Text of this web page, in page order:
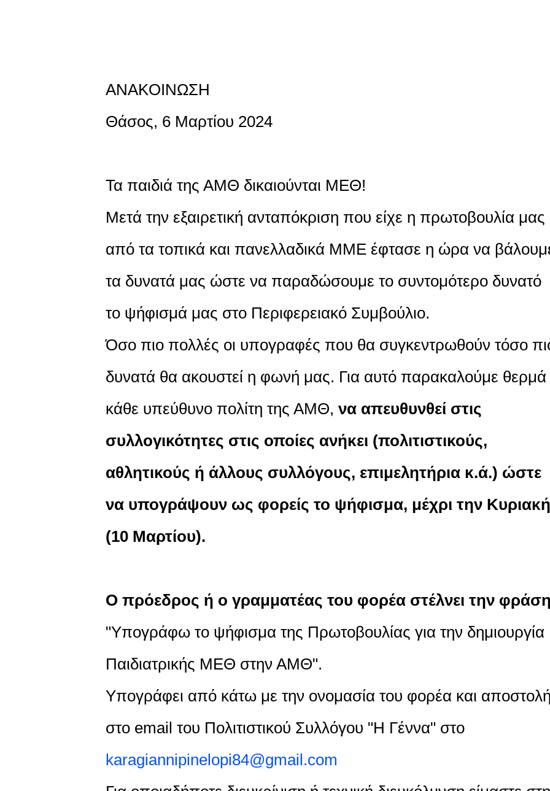
ANAKOINΩΣΗ
Θάσος, 6 Μαρτίου 2024
Τα παιδιά της ΑΜΘ δικαιούνται ΜΕΘ!
Μετά την εξαιρετική ανταπόκριση που είχε η πρωτοβουλία μας
από τα τοπικά και πανελλαδικά ΜΜΕ έφτασε η ώρα να
τα δυνατά μας ώστε να παραδώσουμε το συντομότερο δυνατό
το ψήφισμά μας στο Περιφερειακό Συμβούλιο.
Όσο πιο πολλές οι υπογραφές που θα συγκεντρωθούν τόσο
δυνατά θα ακουστεί η φωνή μας. Για αυτό παρακαλούμε θερμά
κάθε υπεύθυνο πολίτη της ΑΜΘ, να απευθυνθεί στις
συλλογικότητες στις οποίες ανήκει (πολιτιστικούς,
αθλητικούς ή άλλους συλλόγους, επιμελητήρια κ.ά.) ώστε
να υπογράψουν ως φορείς το ψήφισμα, μέχρι την Κυριακή
(10 Μαρτίου).
Ο πρόεδρος ή ο γραμματέας του φορέα στέλνει την φράση
"Υπογράφω το ψήφισμα της Πρωτοβουλίας για την δημιουργία
Παιδιατρικής ΜΕΘ στην ΑΜΘ".
Υπογράφει από κάτω με την ονομασία του φορέα και αποστολή
στο email του Πολιτιστικού Συλλόγου "Η Γέννα" στο
karagiannipinelopi84@gmail.com